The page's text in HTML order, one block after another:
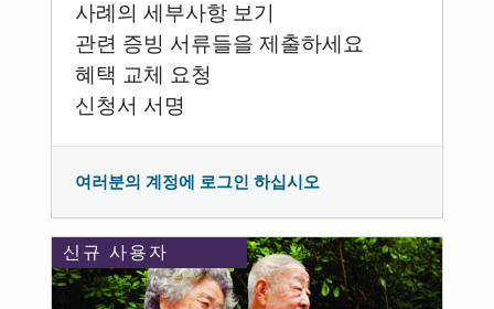
사례의 세부사항 보기
관련 증빙 서류들을 제출하세요
혜택 교체 요청
신청서 서명
여러분의 계정에 로그인 하십시오
신규 사용자